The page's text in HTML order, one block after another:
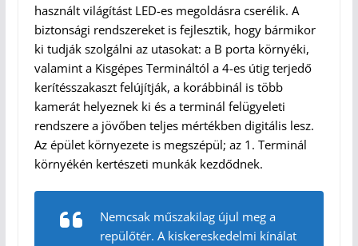
használt világítást LED-es megoldásra cserélik. A
biztonsági rendszereket is fejlesztik, hogy bármikor
ki tudják szolgálni az utasokat: a B porta környéki,
valamint a Kisgépes Termináltól a 4-es útig terjedő
kerítésszakaszt felújítják, a korábbinál is több
kamerát helyeznek ki és a terminál felügyeleti
rendszere a jövőben teljes mértékben digitális lesz.
Az épület környezete is megszépül; az 1. Terminál
környékén kertészeti munkák kezdődnek.
Nemcsak műszakilag újul meg a
repülőtér. A kiskereskedelmi kínálat